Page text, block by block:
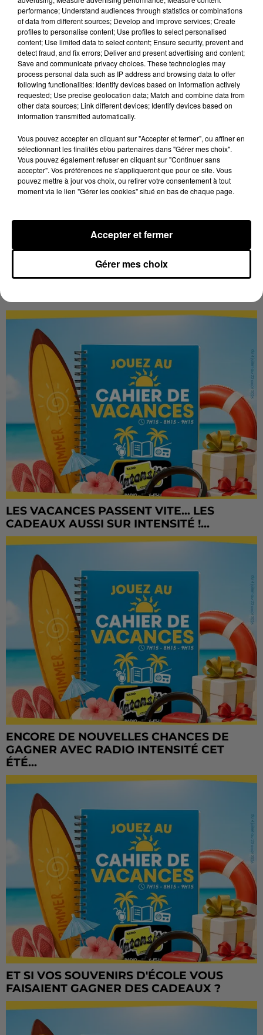
LE GRAND FORMAT Voir plus
les ambitions d'un...
À quelques semaines de la première édition de
Stars'Terre, organisée du 18 au 20 septembre 2026 au
Château de Courtalain, Philippe Palmieri, président...
LES JEUX
LES VACANCES PASSENT VITE... LES
CADEAUX AUSSI SUR INTENSITÉ !...
ENCORE DE NOUVELLES CHANCES DE
GAGNER AVEC RADIO INTENSITÉ CET
ÉTÉ...
ET SI VOS SOUVENIRS D'ÉCOLE VOUS
FAISAIENT GAGNER DES CADEAUX ?
performance; Understand audiences through statistics or combinations
of data from different sources; Develop and improve services; Create
profiles to personalise content; Use profiles to select personalised
content; Use limited data to select content; Ensure security, prevent and
detect fraud, and fix errors; Deliver and present advertising and content;
Save and communicate privacy choices. These technologies may
process personal data such as IP address and browsing data to offer
following functionalities: Identify devices based on information actively
requested; Use precise geolocation data; Match and combine data from
other data sources; Link different devices; Identify devices based on
information transmitted automatically.
Vous pouvez accepter en cliquant sur "Accepter et fermer", ou affiner en
sélectionnant les finalités et/ou partenaires dans "Gérer mes choix".
Vous pouvez également refuser en cliquant sur "Continuer sans
accepter". Vos préférences ne s'appliqueront que pour ce site. Vous
pouvez mettre à jour vos choix, ou retirer votre consentement à tout
moment via le lien "Gérer les cookies" situé en bas de chaque page.
Gérer mes choix
Accepter et fermer